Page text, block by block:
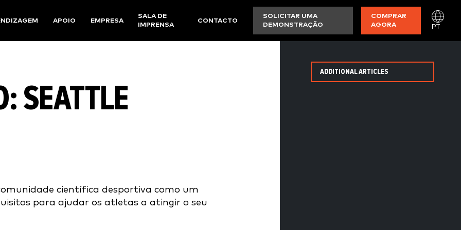
APOIO EMPRESA
SALA DE
IMPRENSA
CONTACTO
SOLICITAR UMA
DEMONSTRAÇÃO
COMPRAR
AGORA
PT
SEATTLE
científica desportiva como um
para ajudar os atletas a atingir o seu
ADDITIONAL ARTICLES